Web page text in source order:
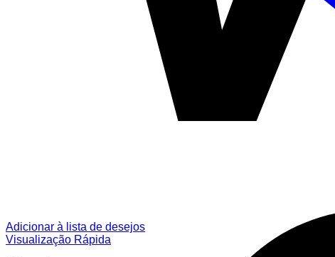
Adicionar à lista de desejos
Visualização Rápida